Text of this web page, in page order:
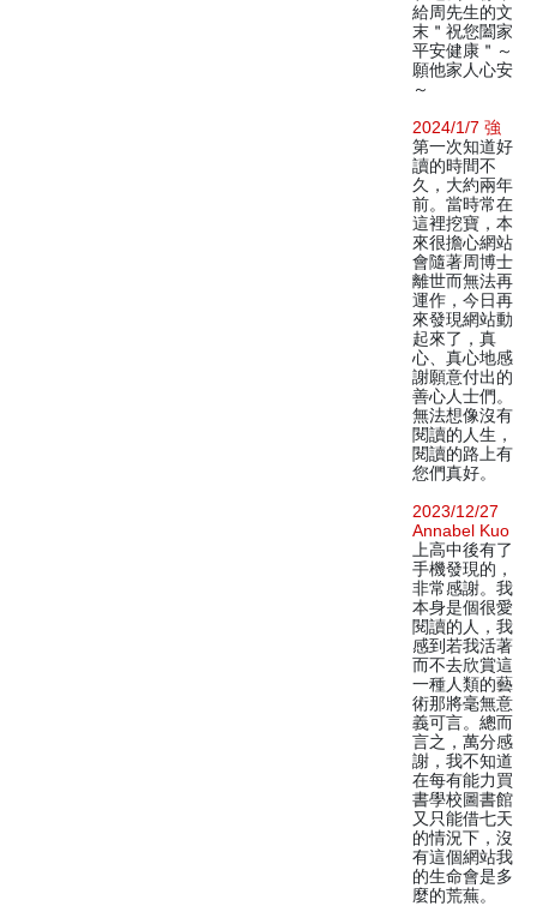
給周先生的文
末＂祝您闔家
平安健康＂～
願他家人心安
～
2024/1/7 強
第一次知道好
讀的時間不
久，大約兩年
前。當時常在
這裡挖寶，本
來很擔心網站
會隨著周博士
離世而無法再
運作，今日再
來發現網站動
起來了，真
心、真心地感
謝願意付出的
善心人士們。
無法想像沒有
閱讀的人生，
閱讀的路上有
您們真好。
2023/12/27
Annabel Kuo
上高中後有了
手機發現的，
非常感謝。我
本身是個很愛
閱讀的人，我
感到若我活著
而不去欣賞這
一種人類的藝
術那將毫無意
義可言。總而
言之，萬分感
謝，我不知道
在每有能力買
書學校圖書館
又只能借七天
的情況下，沒
有這個網站我
的生命會是多
麼的荒蕪。